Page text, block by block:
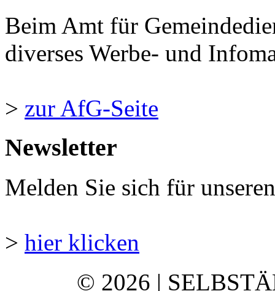
Beim Amt für
diverses Werbe- und
> zur AfG-Seite
Newsletter
Melden Sie sich für
> hier klicken
© 2026 |